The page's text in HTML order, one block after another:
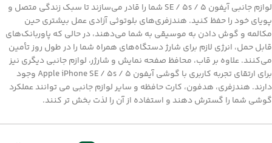
لوازم جانبی آیفون SE / 5s / 5 شما را قادر می‌سازند تا سبک زندگی متصل و
پویای خود را حفظ کنید. هندزفری‌های بلوتوثی آزادی عمل بیشتری حین
مکالمه و گوش دادن به موسیقی به شما می‌دهند، در حالی که پاوربانک‌های
قابل حمل، انرژی لازم برای شارژ دستگاه‌های همراه شما را در طول روز تأمین
می‌کنند. علاوه بر قاب، محافظ صفحه نمایش و شارژر، لوازم جانبی دیگری نیز
برای ارتقای تجربه کاربری با گوشی آیفون Apple iPhone SE / 5s / 5 وجود
دارند. هندزفری، هدفون، کارت حافظه و سایر لوازم جانبی می توانند عملکرد
گوشی شما را گسترش دهند و استفاده از آن را لذت بخش تر کنند.